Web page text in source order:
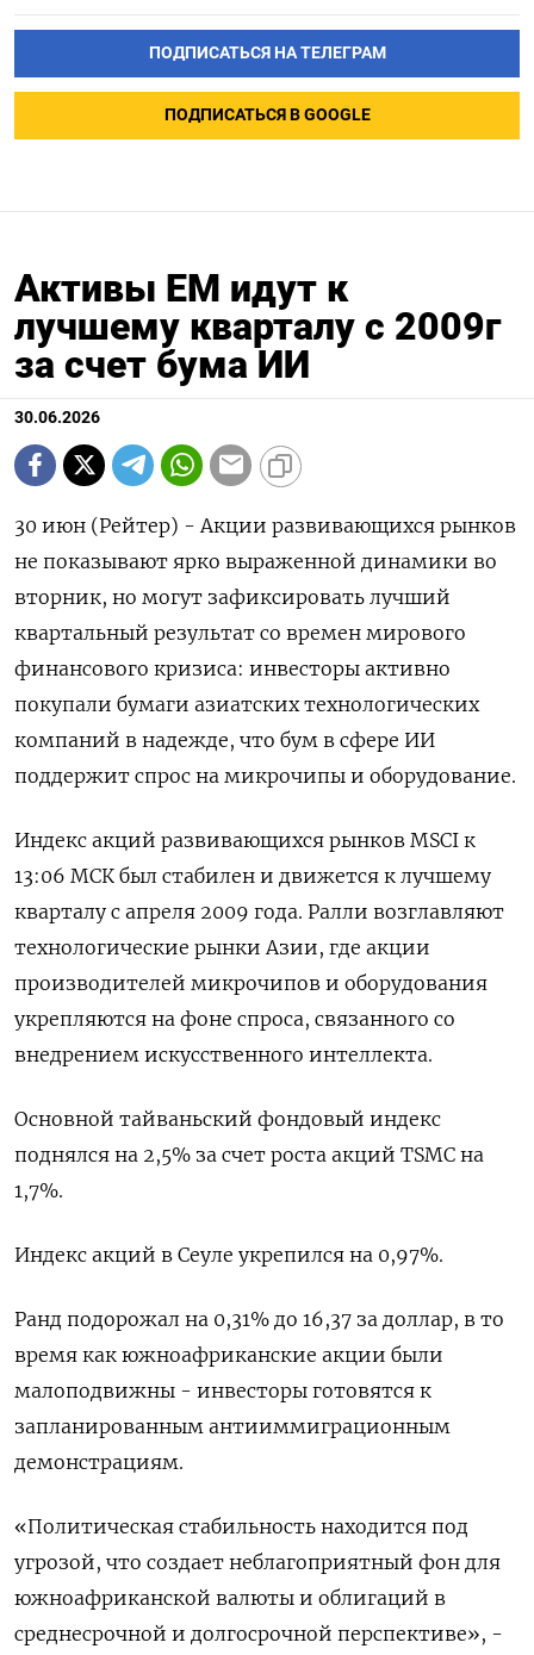
ПОДПИСАТЬСЯ НА ТЕЛЕГРАМ
ПОДПИСАТЬСЯ В GOOGLE
Активы ЕМ идут к
лучшему кварталу с 2009г
за счет бума ИИ
30.06.2026
30 июн (Рейтер) - Акции развивающихся рынков
не показывают ярко выраженной динамики во
вторник, но могут зафиксировать лучший
квартальный результат со времен мирового
финансового кризиса: инвесторы активно
покупали бумаги азиатских технологических
‌компаний в надежде, что бум в сфере ИИ
поддержит спрос на микрочипы и оборудование.
Индекс акций развивающихся рынков MSCI к
13:06 МСК был стабилен и движется ​к лучшему
кварталу с апреля ​2009 года. Ралли возглавляют ​
технологические рынки ⁠Азии, где акции
производителей микрочипов и оборудования
укрепляются на ‌фоне спроса, связанного со
внедрением искусственного ‌интеллекта.
Основной тайваньский фондовый индекс
поднялся на 2,5% за счет роста акций TSMC на
1,7%.
Индекс акций ​в Сеуле укрепился на 0,97%.
Ранд подорожал на 0,31% до 16,37 ‌за доллар, в то
время как южноафриканские акции были
малоподвижны - инвесторы готовятся ​к
запланированным антииммиграционным
демонстрациям.
«Политическая стабильность находится под
угрозой, что создает неблагоприятный фон для
‌южноафриканской валюты и облигаций в
среднесрочной и долгосрочной перспективе», -